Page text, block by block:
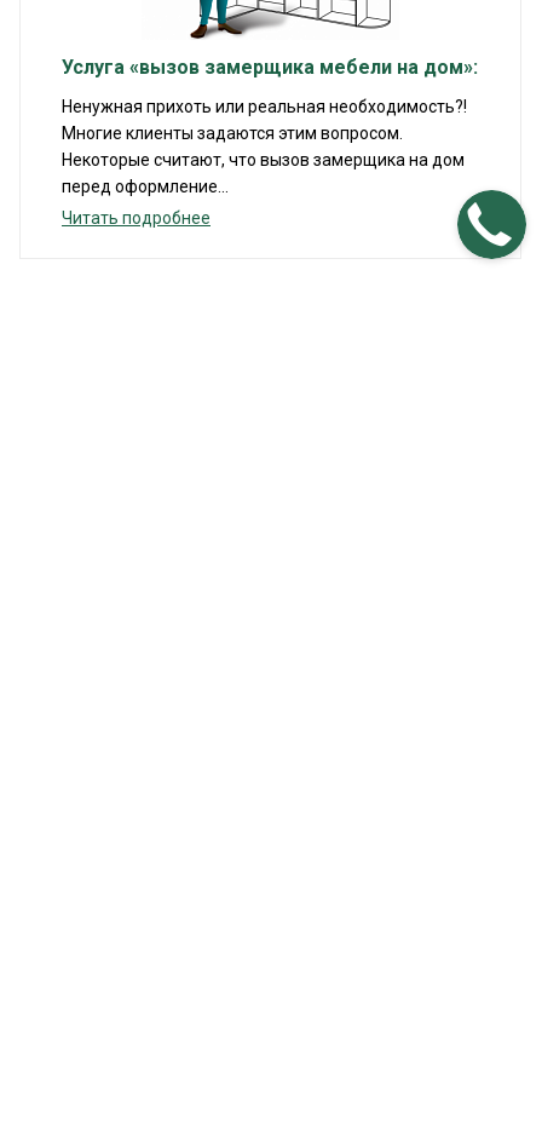
Услуга «вызов замерщика мебели на дом»:
Ненужная прихоть или реальная необходимость?!
Многие клиенты задаются этим вопросом.
Некоторые считают, что вызов замерщика на дом
перед оформление...
Читать подробнее